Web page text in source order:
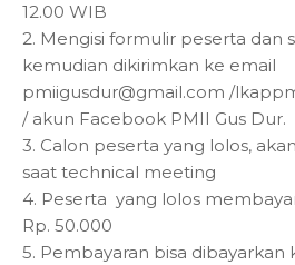
12.00 WIB
2. Mengisi formulir peserta dan
kemudian dikirimkan ke email
pmiigusdur@gmail.com /
/ akun Facebook PMII Gus Dur.
3. Calon peserta yang lolos,
saat technical meeting
4. Peserta yang lolos
Rp. 50.000
5. Pembayaran bisa dibayarkan